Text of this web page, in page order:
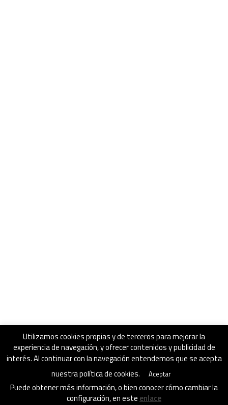
Utilizamos cookies propias y de terceros para mejorar la
experiencia de navegación, y ofrecer contenidos y publicidad de
interés. Al continuar con la navegación entendemos que se acepta
nuestra política de cookies.
Aceptar
Puede obtener más información, o bien conocer cómo cambiar la
configuración, en este enlace